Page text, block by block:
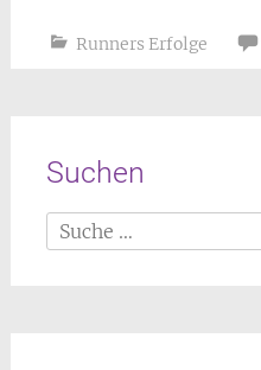
Runners Erfolge
Suchen
Suche
nach: